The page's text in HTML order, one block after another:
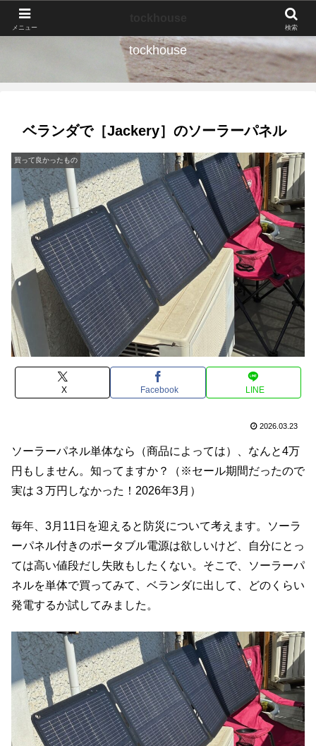
tockhouse
ベランダで［Jackery］のソーラーパネル
買って良かったもの
X Facebook LINE
2026.03.23
ソーラーパネル単体なら（商品によっては）、なんと4万
円もしません。知ってますか？（※セール期間だったので
実は３万円しなかった！2026年3月）
毎年、3月11日を迎えると防災について考えます。ソーラ
ーパネル付きのポータブル電源は欲しいけど、自分にとっ
ては高い値段だし失敗もしたくない。そこで、ソーラーパ
ネルを単体で買ってみて、ベランダに出して、どのくらい
発電するか試してみました。
メニュー 検索